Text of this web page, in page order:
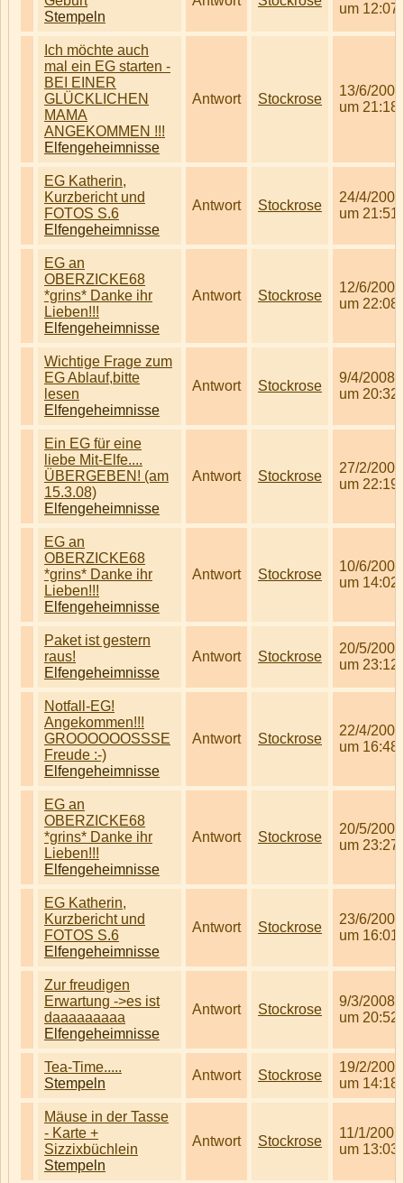
Stempeln
um 12:07
Ich möchte auch
mal ein EG starten -
BEI EINER
GLÜCKLICHEN
MAMA
ANGEKOMMEN !!!
Elfengeheimnisse
Antwort Stockrose
13/6/2008
um 21:18
EG Katherin,
Kurzbericht und
FOTOS S.6
Elfengeheimnisse
Antwort Stockrose
24/4/2008
um 21:51
EG an
OBERZICKE68
*grins* Danke ihr
Lieben!!!
Elfengeheimnisse
Antwort Stockrose
12/6/2008
um 22:08
Wichtige Frage zum
EG Ablauf,bitte
lesen
Elfengeheimnisse
Antwort Stockrose
9/4/2008
um 20:32
Ein EG für eine
liebe Mit-Elfe....
ÜBERGEBEN! (am
15.3.08)
Elfengeheimnisse
Antwort Stockrose
27/2/2008
um 22:19
EG an
OBERZICKE68
*grins* Danke ihr
Lieben!!!
Elfengeheimnisse
Antwort Stockrose
10/6/2008
um 14:02
Paket ist gestern
raus!
Elfengeheimnisse
Antwort Stockrose
20/5/2008
um 23:12
Notfall-EG!
Angekommen!!!
GROOOOOOSSSE
Freude :-)
Elfengeheimnisse
Antwort Stockrose
22/4/2008
um 16:48
EG an
OBERZICKE68
*grins* Danke ihr
Lieben!!!
Elfengeheimnisse
Antwort Stockrose
20/5/2008
um 23:27
EG Katherin,
Kurzbericht und
FOTOS S.6
Elfengeheimnisse
Antwort Stockrose
23/6/2008
um 16:01
Zur freudigen
Erwartung ->es ist
daaaaaaaaa
Elfengeheimnisse
Antwort Stockrose
9/3/2008
um 20:52
Tea-Time.....
Stempeln
Antwort Stockrose
19/2/2007
um 14:18
Mäuse in der Tasse
- Karte +
Sizzixbüchlein
Stempeln
Antwort Stockrose
11/1/2007
um 13:03